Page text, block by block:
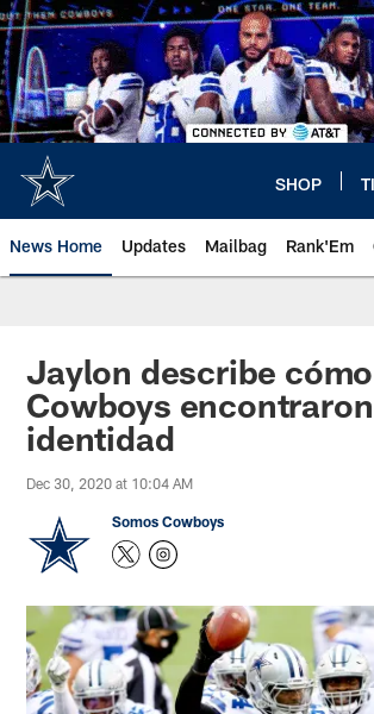
Skip
to
main
content
SHOP
News Home Updates Mailbag Rank'Em
Jaylon describe
Cowboys
identidad
Dec 30, 2020 at 10:04 AM
Somos Cowboys